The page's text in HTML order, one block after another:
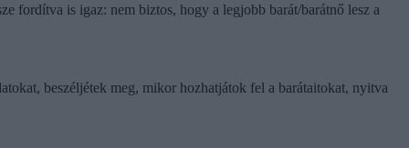
fordítva is igaz: nem biztos, hogy a legjobb barát/barátnő lesz a
beszéljétek meg, mikor hozhatjátok fel a barátaitokat, nyitva